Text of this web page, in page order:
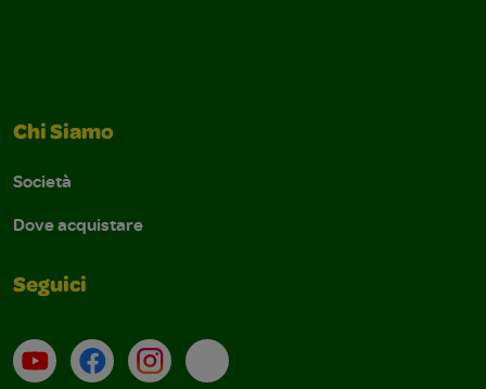
Chi Siamo
Società
Dove acquistare
Seguici
Su YouTube
ContattiProfilo Instagram
Email